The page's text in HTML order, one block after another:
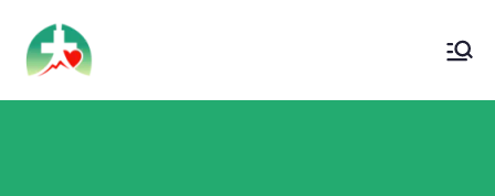
treści
Wojewódzki Szpital Specjalistyczny im.
Św. Rafała w Czerwonej Górze